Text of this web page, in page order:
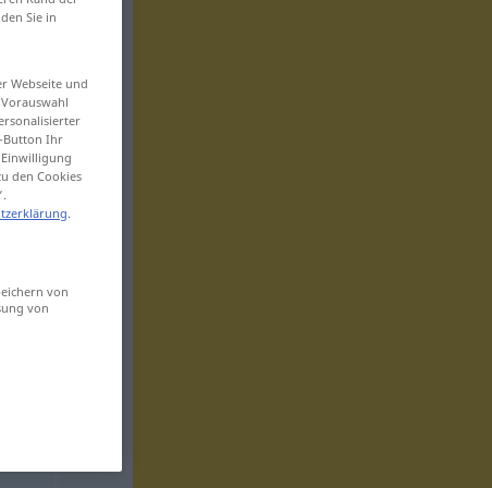
Sie in
Webseite und
Button Ihr
den Cookies
.
von
von